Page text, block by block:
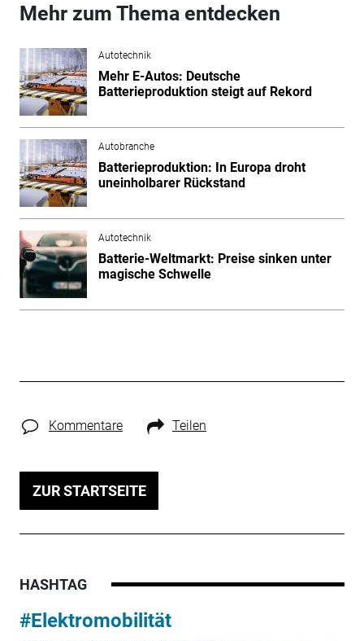
Mehr zum Thema entdecken
Autotechnik
Mehr E-Autos: Deutsche
Batterieproduktion steigt auf Rekord
Autobranche
Batterieproduktion: In Europa droht
uneinholbarer Rückstand
Autotechnik
Batterie-Weltmarkt: Preise sinken unter
magische Schwelle
Kommentare Teilen
ZUR STARTSEITE
HASHTAG
#Elektromobilität